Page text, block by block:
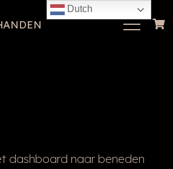
dashboard naar beneden
Dutch